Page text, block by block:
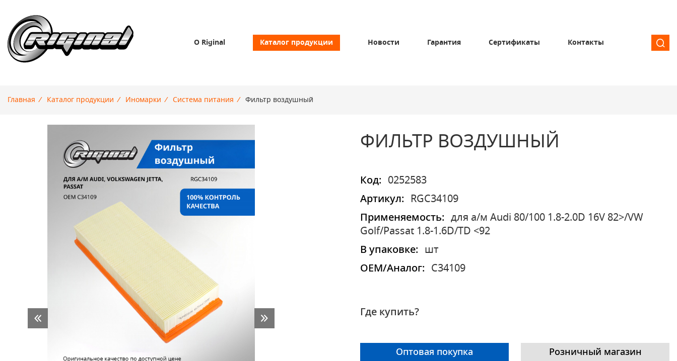
О Riginal Каталог продукции Новости Гарантия Сертификаты Контакты
Главная / Каталог продукции / Иномарки / Система питания / Фильтр воздушный
ФИЛЬТР ВОЗДУШНЫЙ
Код:
0252583
Артикул:
RGC34109
Применяемость:
для а/м Audi 80/100 1.8-2.0D 16V 82>/VW
Golf/Passat 1.8-1.6D/TD <92
В упаковке:
шт
OEM/Аналог:
C34109
Где купить?
Оптовая покупка Розничный магазин